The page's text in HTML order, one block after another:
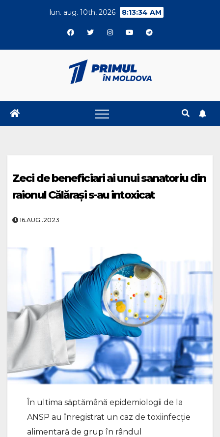
lun. aug. 10th, 2026 8:13:34 AM
Zeci de beneficiari ai unui sanatoriu din
raionul Călărași s-au intoxicat
16.AUG..2023
În ultima săptămână epidemiologii de la
ANSP au înregistrat un caz de toxiinfecție
alimentară de grup în rândul